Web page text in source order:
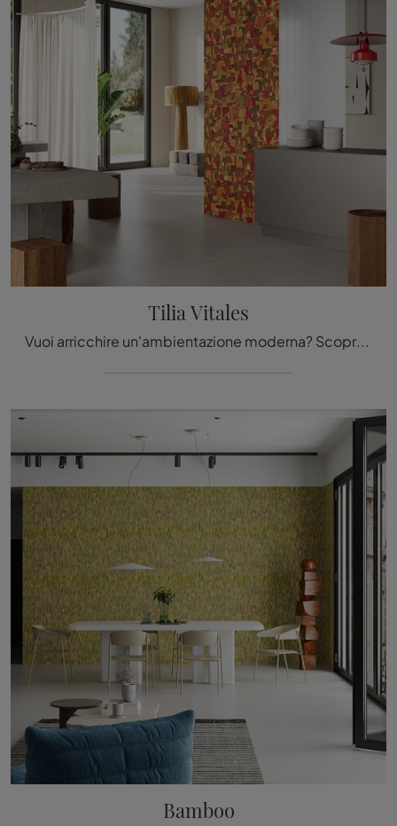
Tilia Vitales
Vuoi arricchire un'ambientazione moderna? Scopri la Carta da parati vinilica di Inkiostro Bianco: il modello Tilia Vitales ti aspetta!
Bamboo